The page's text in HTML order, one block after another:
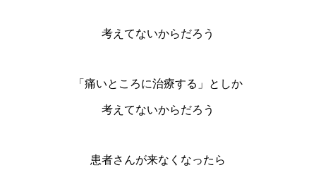
考えてないからだろう
「痛いところに治療する」としか
考えてないからだろう
患者さんが来なくなったら